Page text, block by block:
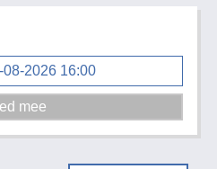
2026 16:00